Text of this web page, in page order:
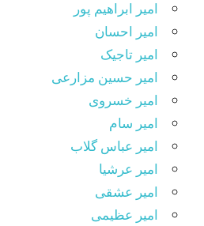
امیر ابراهیم پور
امیر احسان
امیر تاجیک
امیر حسین مزارعی
امیر خسروی
امیر سام
امیر عباس گلاب
امیر عرشیا
امیر عشقی
امیر عظیمی